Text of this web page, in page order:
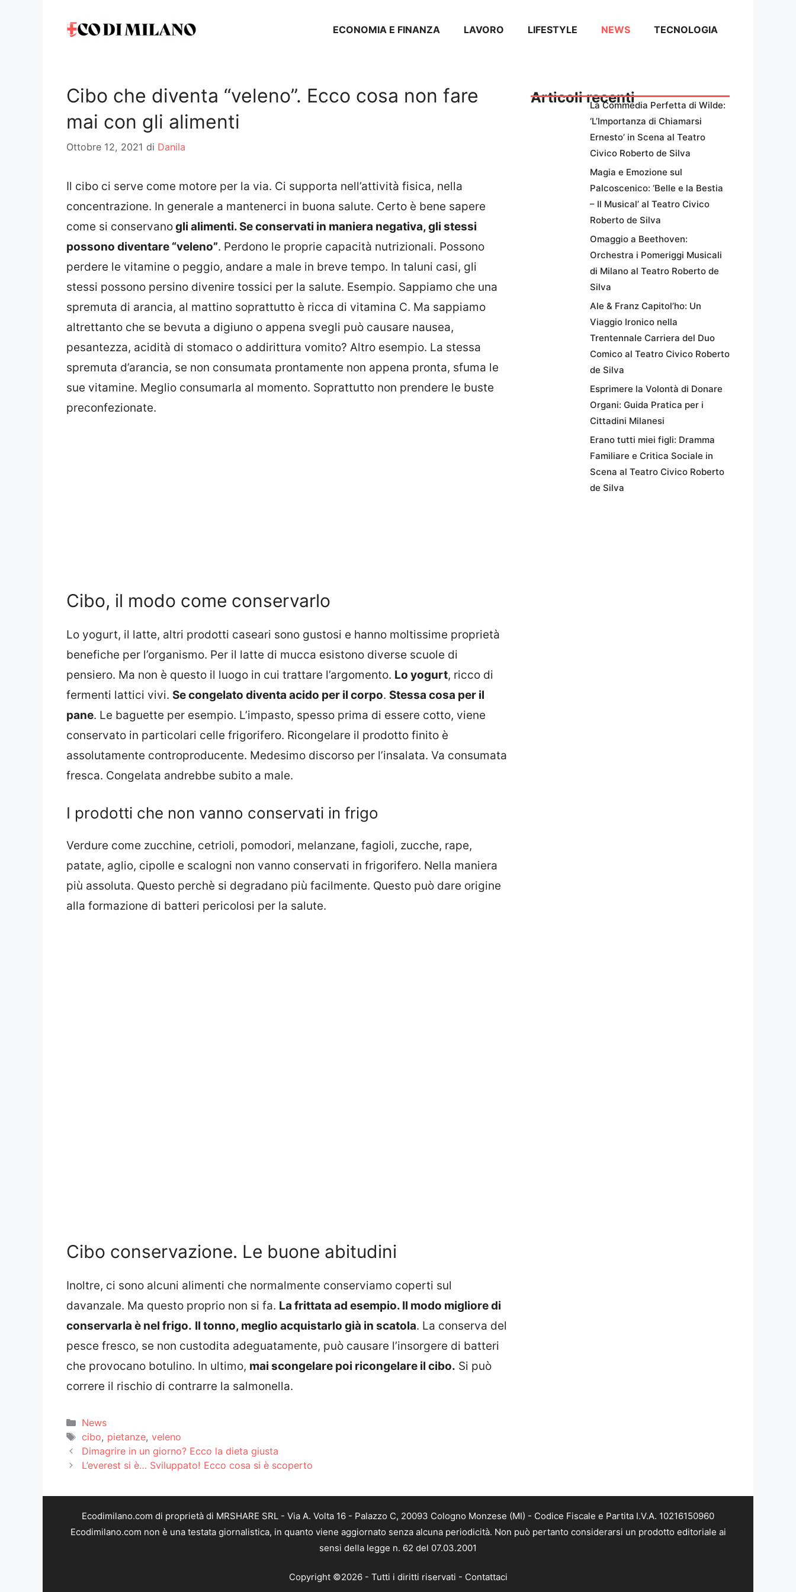
ECONOMIA E FINANZA LAVORO LIFESTYLE NEWS TECNOLOGIA
Cibo che diventa “veleno”. Ecco cosa non fare
mai con gli alimenti
Ottobre 12, 2021 di Danila
Il cibo ci serve come motore per la via. Ci supporta nell’attività fisica, nella
concentrazione. In generale a mantenerci in buona salute. Certo è bene sapere
come si conservanogli alimenti. Se conservati in maniera negativa, gli stessi
possono diventare “veleno”. Perdono le proprie capacità nutrizionali. Possono
perdere le vitamine o peggio, andare a male in breve tempo. In taluni casi, gli
stessi possono persino divenire tossici per la salute. Esempio. Sappiamo che una
spremuta di arancia, al mattino soprattutto è ricca di vitamina C. Ma sappiamo
altrettanto che se bevuta a digiuno o appena svegli può causare nausea,
pesantezza, acidità di stomaco o addirittura vomito? Altro esempio. La stessa
spremuta d’arancia, se non consumata prontamente non appena pronta, sfuma le
sue vitamine. Meglio consumarla al momento. Soprattutto non prendere le buste
preconfezionate.
Cibo, il modo come conservarlo
Lo yogurt, il latte, altri prodotti caseari sono gustosi e hanno moltissime proprietà
benefiche per l’organismo. Per il latte di mucca esistono diverse scuole di
pensiero. Ma non è questo il luogo in cui trattare l’argomento. Lo yogurt, ricco di
fermenti lattici vivi. Se congelato diventa acido per il corpo. Stessa cosa per il
pane. Le baguette per esempio. L’impasto, spesso prima di essere cotto, viene
conservato in particolari celle frigorifero. Ricongelare il prodotto finito è
assolutamente controproducente. Medesimo discorso per l’insalata. Va consumata
fresca. Congelata andrebbe subito a male.
I prodotti che non vanno conservati in frigo
Verdure come zucchine, cetrioli, pomodori, melanzane, fagioli, zucche, rape,
patate, aglio, cipolle e scalogni non vanno conservati in frigorifero. Nella maniera
più assoluta. Questo perchè si degradano più facilmente. Questo può dare origine
alla formazione di batteri pericolosi per la salute.
Cibo conservazione. Le buone abitudini
Inoltre, ci sono alcuni alimenti che normalmente conserviamo coperti sul
davanzale. Ma questo proprio non si fa. La frittata ad esempio. Il modo migliore di
conservarla è nel frigo. Il tonno, meglio acquistarlo già in scatola. La conserva del
pesce fresco, se non custodita adeguatamente, può causare l’insorgere di batteri
che provocano botulino. In ultimo, mai scongelare poi ricongelare il cibo. Si può
correre il rischio di contrarre la salmonella.
Categorie
News
Tag
cibo, pietanze, veleno
Dimagrire in un giorno? Ecco la dieta giusta
L’everest si è… Sviluppato! Ecco cosa si è scoperto
Articoli recentiLa Commedia Perfetta di Wilde:
‘L’Importanza di Chiamarsi
Ernesto’ in Scena al Teatro
Civico Roberto de Silva
Magia e Emozione sul
Palcoscenico: ‘Belle e la Bestia
– Il Musical’ al Teatro Civico
Roberto de Silva
Omaggio a Beethoven:
Orchestra i Pomeriggi Musicali
di Milano al Teatro Roberto de
Silva
Ale & Franz Capitol’ho: Un
Viaggio Ironico nella
Trentennale Carriera del Duo
Comico al Teatro Civico Roberto
de Silva
Esprimere la Volontà di Donare
Organi: Guida Pratica per i
Cittadini Milanesi
Erano tutti miei figli: Dramma
Familiare e Critica Sociale in
Scena al Teatro Civico Roberto
de Silva
Ecodimilano.com di proprietà di MRSHARE SRL - Via A. Volta 16 - Palazzo C, 20093 Cologno Monzese (MI) - Codice Fiscale e Partita I.V.A. 10216150960
Ecodimilano.com non è una testata giornalistica, in quanto viene aggiornato senza alcuna periodicità. Non può pertanto considerarsi un prodotto editoriale ai
sensi della legge n. 62 del 07.03.2001
Copyright ©2026 - Tutti i diritti riservati - Contattaci